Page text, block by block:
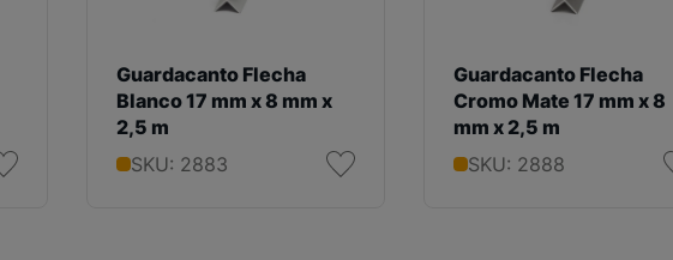
Guardacanto Flecha
Blanco 17 mm x 8 mm x
2,5 m
SKU: 2883
Guardacanto Flecha
Cromo Mate 17 mm x 8
mm x 2,5 m
SKU: 2888